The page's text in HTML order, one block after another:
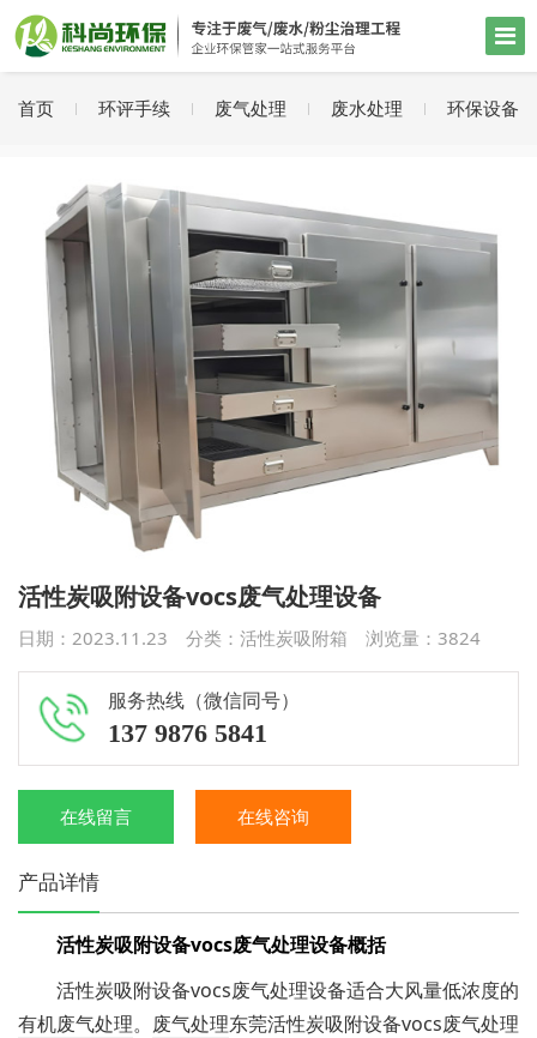
首页 环评手续 废气处理 废水处理 环保设备
活性炭吸附设备vocs废气处理设备
日期：2023.11.23 分类： 活性炭吸附箱 浏览量： 3824
服务热线（微信同号）
137 9876 5841
在线留言 在线咨询
产品详情
活性炭吸附设备vocs废气处理设备概括
活性炭吸附设备vocs废气处理设备适合大风量低浓度的
有机废气处理。 废气处理东莞活性炭吸附设备vocs废气处理